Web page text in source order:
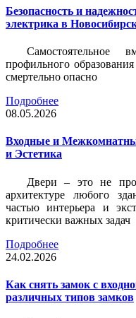
Безопасность и
электрика в
Самостоятельное
профильного
смертельно опасно
Подробнее
08.05.2026
Входные и
и Эстетика
Двери – это не
архитектуре любого
частью интерьера и
критически важных задач
Подробнее
24.02.2026
Как снять замок с
различных типов замков